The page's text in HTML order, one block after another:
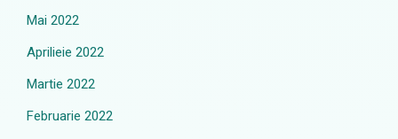
Mai 2022
Aprilieie 2022
Martie 2022
Februarie 2022